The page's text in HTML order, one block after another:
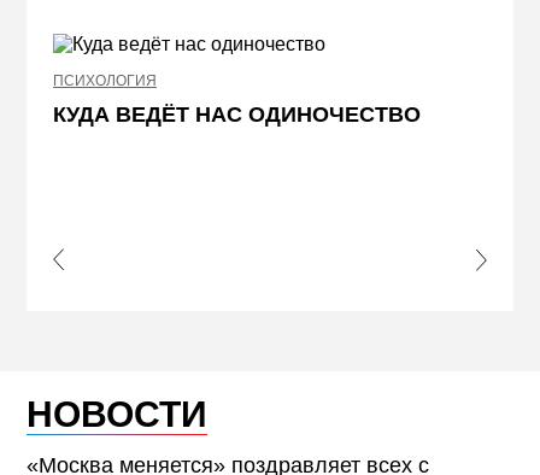
ПСИХОЛОГИЯ
КУДА ВЕДЁТ НАС ОДИНОЧЕСТВО
Slide
Next
НОВОСТИ
«Москва меняется» поздравляет всех с